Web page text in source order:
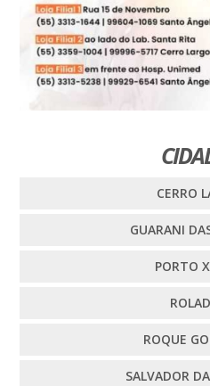
CERRO
GUARANI
PORTO
ROQUE
SALVADOR